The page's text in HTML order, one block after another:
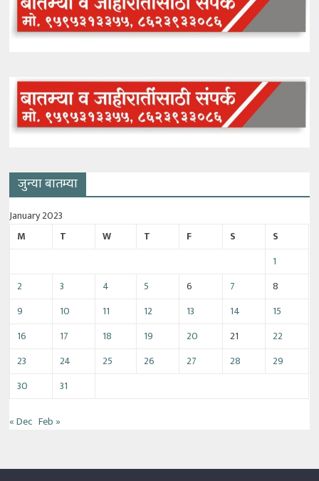
जुन्या बातम्या
January 2023
M
T W T F S
S
1
2
3 4 5 6 7
8
9
10 11 12 13 14
15
16
17 18 19 20 21
22
23
24 25 26 27 28
29
30
31
« Dec Feb »